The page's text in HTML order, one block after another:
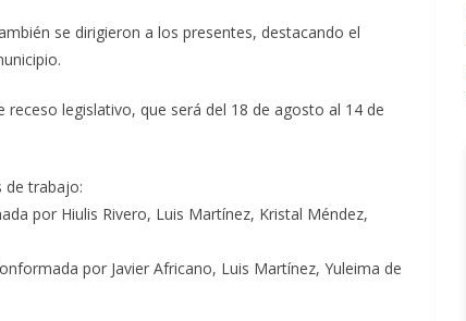
se dirigieron a los presentes, destacando el
legislativo, que será del 18 de agosto al 14 de
de trabajo:
por Hiulis Rivero, Luis Martínez, Kristal Méndez,
por Javier Africano, Luis Martínez, Yuleima de